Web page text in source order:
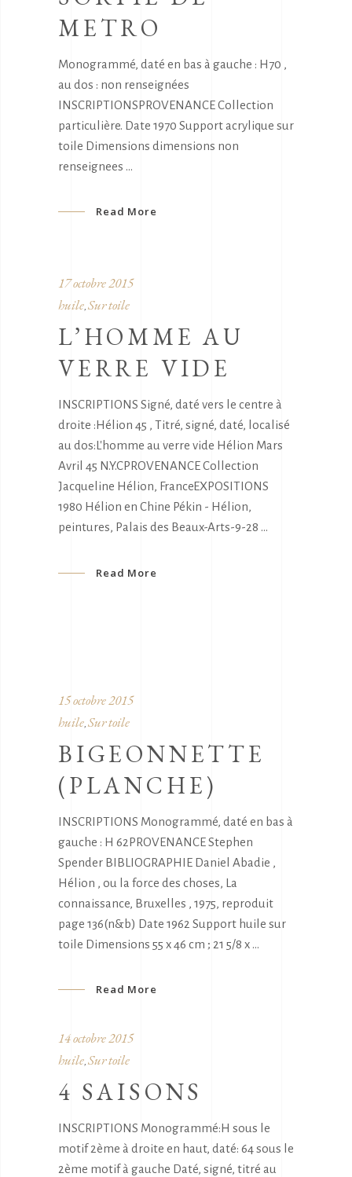
METRO
Monogrammé, daté en bas à gauche : H70 ,
au dos : non renseignées
INSCRIPTIONSPROVENANCE Collection
particulière. Date 1970 Support acrylique sur
toile Dimensions dimensions non
renseignees
Read More
17 octobre 2015
huile, Sur toile
L’HOMME AU
VERRE VIDE
INSCRIPTIONS Signé, daté vers le centre à
droite :Hélion 45 , Titré, signé, daté, localisé
au dos:L'homme au verre vide Hélion Mars
Avril 45 N.Y.CPROVENANCE Collection
Jacqueline Hélion, FranceEXPOSITIONS
1980 Hélion en Chine Pékin - Hélion,
peintures, Palais des Beaux-Arts-9-28
Read More
15 octobre 2015
huile, Sur toile
BIGEONNETTE
(PLANCHE)
INSCRIPTIONS Monogrammé, daté en bas à
gauche : H 62PROVENANCE Stephen
Spender BIBLIOGRAPHIE Daniel Abadie ,
Hélion , ou la force des choses, La
connaissance, Bruxelles , 1975, reproduit
page 136(n&b) Date 1962 Support huile sur
toile Dimensions 55 x 46 cm ; 21 5/8 x
Read More
14 octobre 2015
huile, Sur toile
4 SAISONS
INSCRIPTIONS Monogrammé:H sous le
motif 2ème à droite en haut, daté: 64 sous le
2ème motif à gauche Daté, signé, titré au